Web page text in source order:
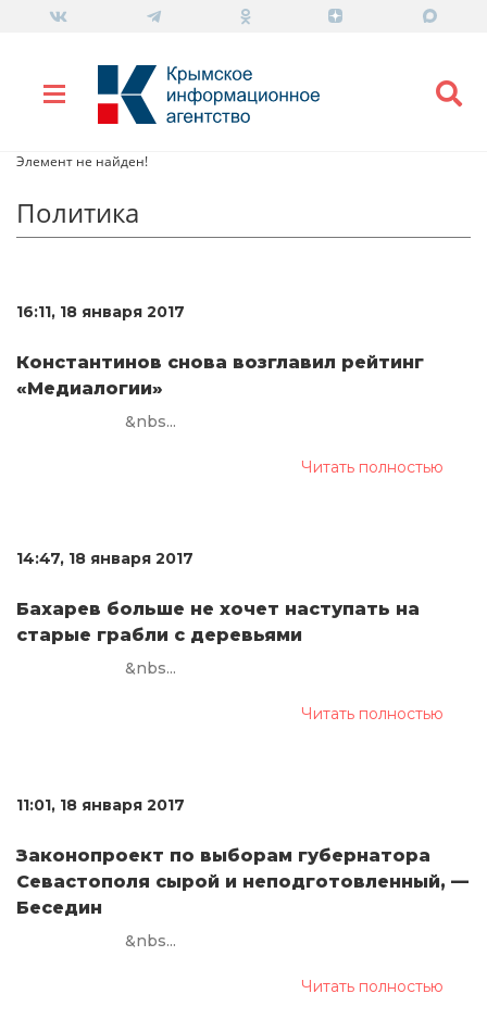
Элемент не найден!
Политика
16:11, 18 января 2017
Константинов снова возглавил рейтинг
«Медиалогии»
&nbs...
Читать полностью
14:47, 18 января 2017
Бахарев больше не хочет наступать на
старые грабли с деревьями
&nbs...
Читать полностью
11:01, 18 января 2017
Законопроект по выборам губернатора
Севастополя сырой и неподготовленный, —
Беседин
&nbs...
Читать полностью